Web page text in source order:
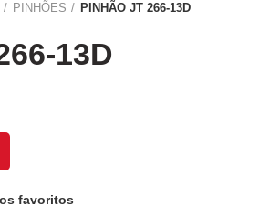
PINHÕES PINHÃO JT 266-13D
13D
favoritos